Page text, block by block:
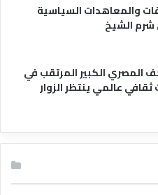
والمعاهدات السياسية
شرم الشيخ
المصري الكبير المرتقب في
عالمي ينتظر الزوار